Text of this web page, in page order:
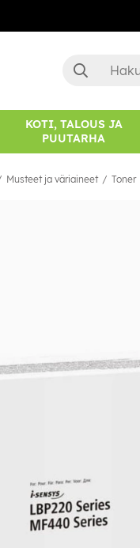
KOTI, TALOUS JA
PUUTARHA
Musteet ja väriaineet Toner